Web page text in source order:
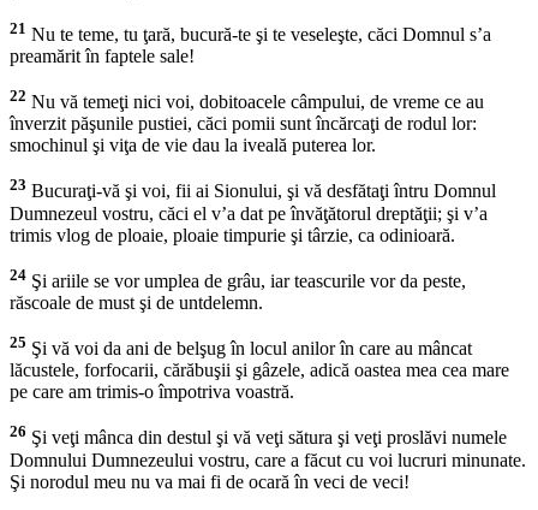
21 Nu te teme, tu ţară, bucură-te şi te veseleşte, căci Domnul s’a
preamărit în faptele sale!
22 Nu vă temeţi nici voi, dobitoacele câmpului, de vreme ce au
înverzit păşunile pustiei, căci pomii sunt încărcaţi de rodul lor:
smochinul şi viţa de vie dau la iveală puterea lor.
23 Bucuraţi-vă şi voi, fii ai Sionului, şi vă desfătaţi întru Domnul
Dumnezeul vostru, căci el v’a dat pe învăţătorul dreptăţii; şi v’a
trimis vlog de ploaie, ploaie timpurie şi târzie, ca odinioară.
24 Şi ariile se vor umplea de grâu, iar teascurile vor da peste,
răscoale de must şi de untdelemn.
25 Şi vă voi da ani de belşug în locul anilor în care au mâncat
lăcustele, forfocarii, cărăbuşii şi gâzele, adică oastea mea cea mare
pe care am trimis-o împotriva voastră.
26 Şi veţi mânca din destul şi vă veţi sătura şi veţi proslăvi numele
Domnului Dumnezeului vostru, care a făcut cu voi lucruri minunate.
Şi norodul meu nu va mai fi de ocară în veci de veci!